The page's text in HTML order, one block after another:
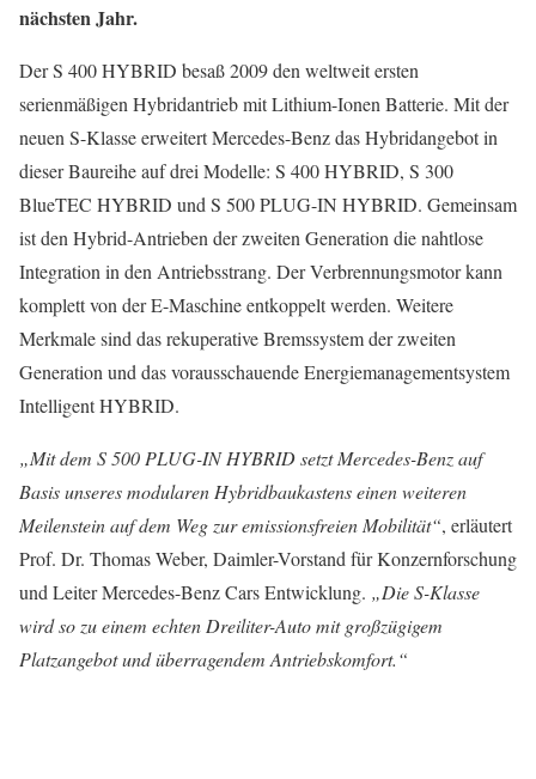
nächsten Jahr.
Der S 400 HYBRID besaß 2009 den weltweit ersten
serienmäßigen Hybridantrieb mit Lithium-Ionen Batterie. Mit der
neuen S-Klasse erweitert Mercedes-Benz das Hybridangebot in
dieser Baureihe auf drei Modelle: S 400 HYBRID, S 300
BlueTEC HYBRID und S 500 PLUG-IN HYBRID. Gemeinsam
ist den Hybrid-Antrieben der zweiten Generation die nahtlose
Integration in den Antriebsstrang. Der Verbrennungsmotor kann
komplett von der E-Maschine entkoppelt werden. Weitere
Merkmale sind das rekuperative Bremssystem der zweiten
Generation und das vorausschauende Energiemanagementsystem
Intelligent HYBRID.
„Mit dem S 500 PLUG-IN HYBRID setzt Mercedes-Benz auf
Basis unseres modularen Hybridbaukastens einen weiteren
Meilenstein auf dem Weg zur emissionsfreien Mobilität“, erläutert
Prof. Dr. Thomas Weber, Daimler-Vorstand für Konzernforschung
und Leiter Mercedes-Benz Cars Entwicklung. „Die S-Klasse
wird so zu einem echten Dreiliter-Auto mit großzügigem
Platzangebot und überragendem Antriebskomfort.“